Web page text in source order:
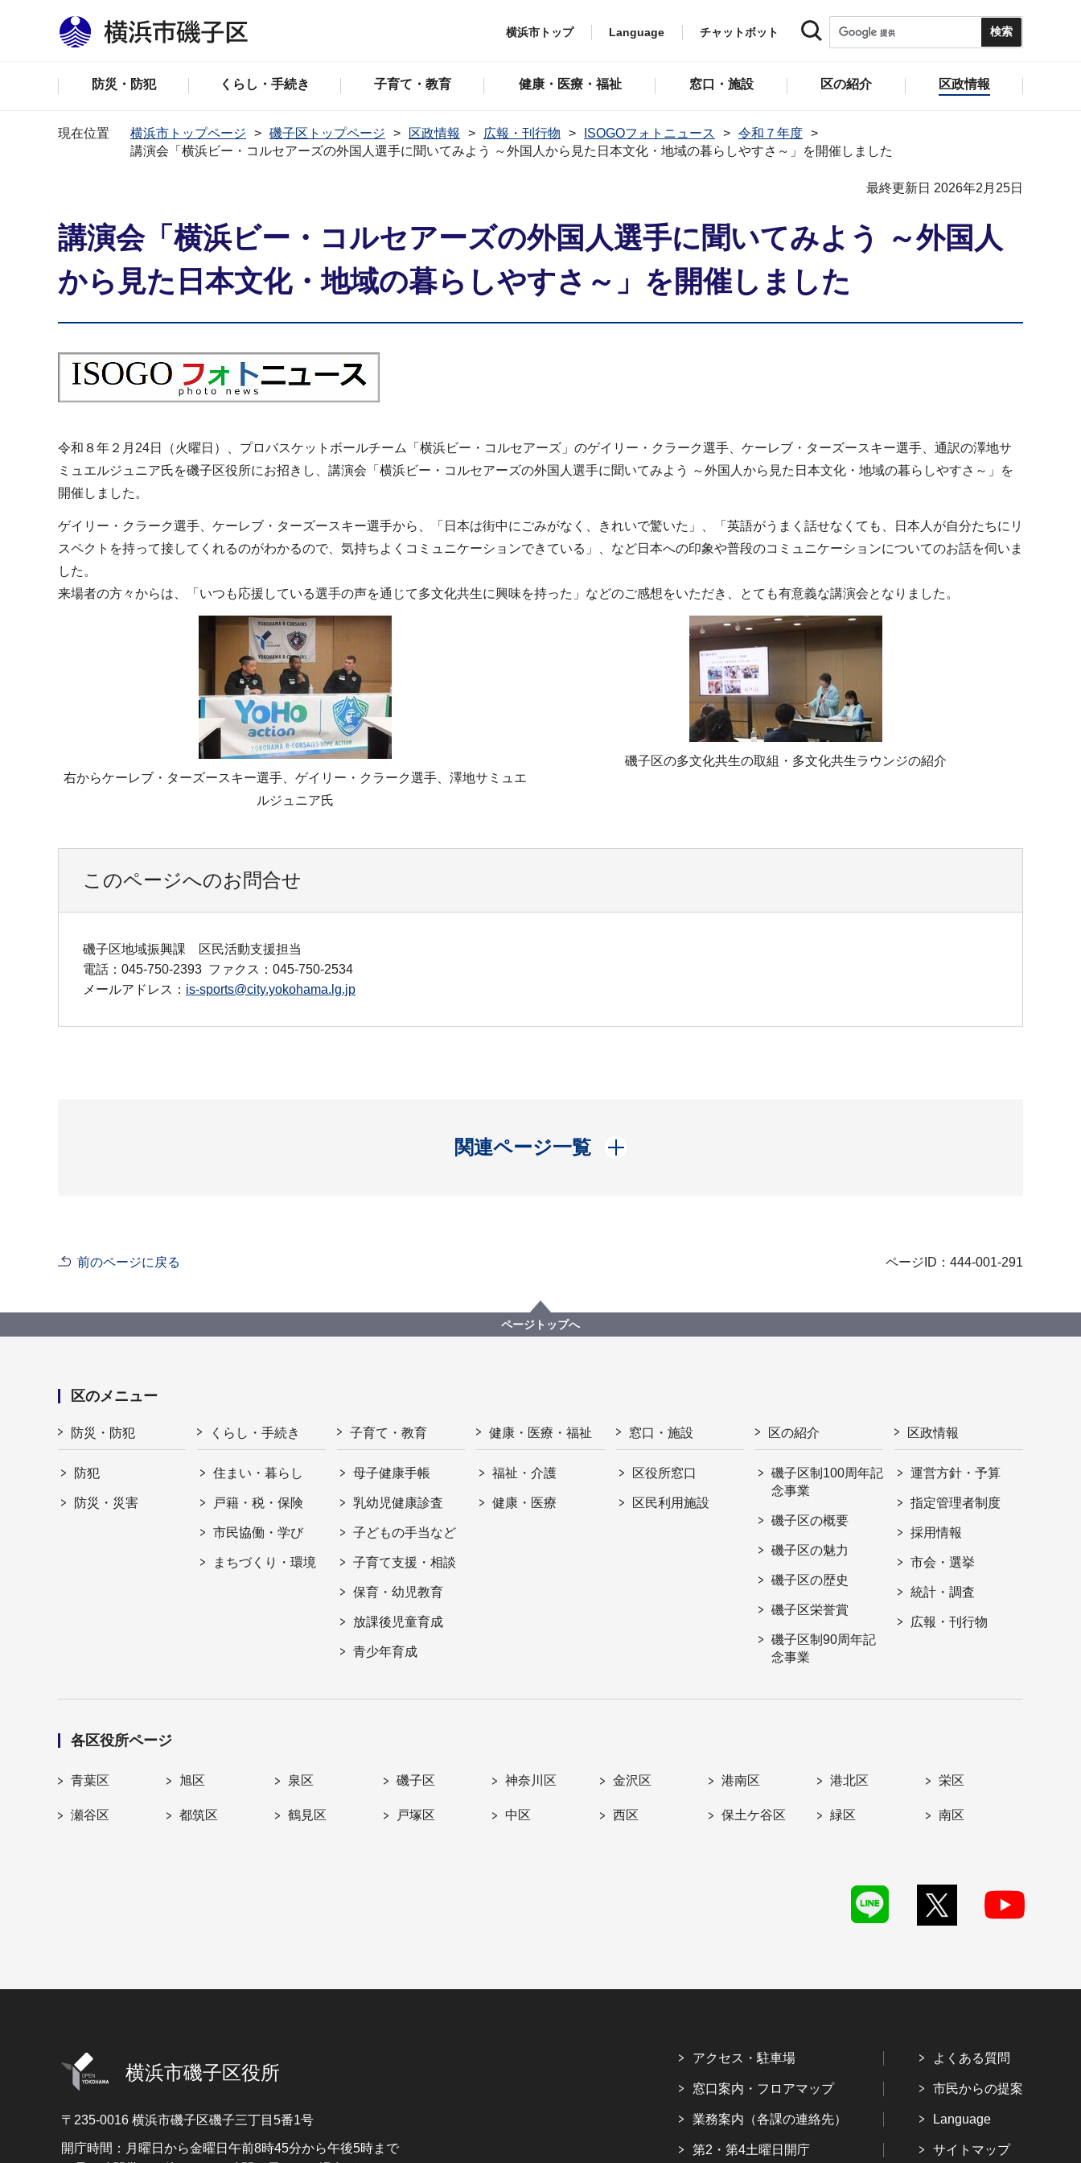
横浜市トップ Language チャットボット
防災・防犯 くらし・手続き 子育て・教育 健康・医療・福祉 窓口・施設 区の紹介 区政情報
現在位置 横浜市トップページ 磯子区トップページ 区政情報 広報・刊行物 ISOGOフォトニュース
令和７年度
講演会「横浜ビー・コルセアーズの外国人選手に聞いてみよう ～外国人から見た日本文化・地域の暮らしやすさ～」を開催しました
最終更新日 2026年2月25日
講演会「横浜ビー・コルセアーズの外国人選手に聞いてみよう ～外国人
から見た日本文化・地域の暮らしやすさ～」を開催しました
令和８年２月24日（火曜日）、プロバスケットボールチーム「横浜ビー・コルセアーズ」のゲイリー・クラーク選手、ケーレブ・ターズースキー選手、通訳の澤地サ
ミュエルジュニア氏を磯子区役所にお招きし、講演会「横浜ビー・コルセアーズの外国人選手に聞いてみよう ～外国人から見た日本文化・地域の暮らしやすさ～」を
開催しました。
ゲイリー・クラーク選手、ケーレブ・ターズースキー選手から、「日本は街中にごみがなく、きれいで驚いた」、「英語がうまく話せなくても、日本人が自分たちにリ
スペクトを持って接してくれるのがわかるので、気持ちよくコミュニケーションできている」、など日本への印象や普段のコミュニケーションについてのお話を伺いま
した。
来場者の方々からは、「いつも応援している選手の声を通じて多文化共生に興味を持った」などのご感想をいただき、とても有意義な講演会となりました。
右からケーレブ・ターズースキー選手、ゲイリー・クラーク選手、澤地サミュエ
ルジュニア氏
磯子区の多文化共生の取組・多文化共生ラウンジの紹介
このページへのお問合せ
磯子区地域振興課 区民活動支援担当
電話：045-750-2393 ファクス：045-750-2534
メールアドレス： is-sports@city.yokohama.lg.jp
関連ページ一覧
開く
前のページに戻る ページID：444-001-291
ページトップへ
区のメニュー
防災・防犯
防犯
防災・災害
くらし・手続き
住まい・暮らし
戸籍・税・保険
市民協働・学び
まちづくり・環境
子育て・教育
母子健康手帳
乳幼児健康診査
子どもの手当など
子育て支援・相談
保育・幼児教育
放課後児童育成
青少年育成
健康・医療・福祉
福祉・介護
健康・医療
窓口・施設
区役所窓口
区民利用施設
区の紹介
磯子区制100周年記
念事業
磯子区の概要
磯子区の魅力
磯子区の歴史
磯子区栄誉賞
磯子区制90周年記
念事業
区政情報
運営方針・予算
指定管理者制度
採用情報
市会・選挙
統計・調査
広報・刊行物
各区役所ページ
青葉区 旭区 泉区 磯子区 神奈川区 金沢区 港南区 港北区 栄区
瀬谷区 都筑区 鶴見区 戸塚区 中区 西区 保土ケ谷区 緑区 南区
横浜市磯子区役所
〒235-0016 横浜市磯子区磯子三丁目5番1号
開庁時間：月曜日から金曜日午前8時45分から午後5時まで
アクセス・駐車場
窓口案内・フロアマップ
業務案内（各課の連絡先）
第2・第4土曜日開庁
よくある質問
市民からの提案
Language
サイトマップ